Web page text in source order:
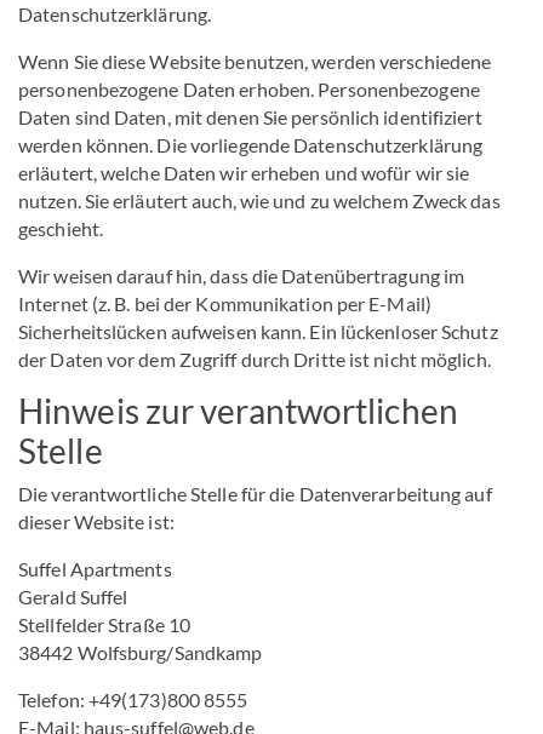
Datenschutzerklärung.
Wenn Sie diese Website benutzen, werden verschiedene
personenbezogene Daten erhoben. Personenbezogene
Daten sind Daten, mit denen Sie persönlich identifiziert
werden können. Die vorliegende Datenschutzerklärung
erläutert, welche Daten wir erheben und wofür wir sie
nutzen. Sie erläutert auch, wie und zu welchem Zweck das
geschieht.
Wir weisen darauf hin, dass die Datenübertragung im
Internet (z. B. bei der Kommunikation per E-Mail)
Sicherheitslücken aufweisen kann. Ein lückenloser Schutz
der Daten vor dem Zugriff durch Dritte ist nicht möglich.
Hinweis zur verantwortlichen
Stelle
Die verantwortliche Stelle für die Datenverarbeitung auf
dieser Website ist:
Suffel Apartments
Gerald Suffel
Stellfelder Straße 10
38442 Wolfsburg/Sandkamp
Telefon: +49(173)800 8555
E-Mail: haus-suffel@web.de